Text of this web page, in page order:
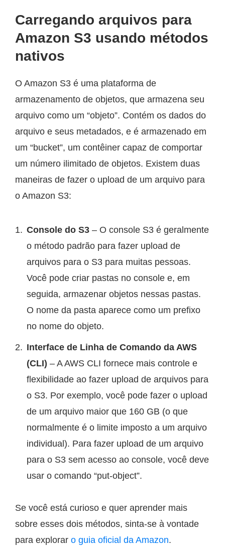
Carregando arquivos para
Amazon S3 usando métodos
nativos
O Amazon S3 é uma plataforma de
armazenamento de objetos, que armazena seu
arquivo como um “objeto”. Contém os dados do
arquivo e seus metadados, e é armazenado em
um “bucket”, um contêiner capaz de comportar
um número ilimitado de objetos. Existem duas
maneiras de fazer o upload de um arquivo para
o Amazon S3:
Console do S3 – O console S3 é geralmente
o método padrão para fazer upload de
arquivos para o S3 para muitas pessoas.
Você pode criar pastas no console e, em
seguida, armazenar objetos nessas pastas.
O nome da pasta aparece como um prefixo
no nome do objeto.
Interface de Linha de Comando da AWS
(CLI) – A AWS CLI fornece mais controle e
flexibilidade ao fazer upload de arquivos para
o S3. Por exemplo, você pode fazer o upload
de um arquivo maior que 160 GB (o que
normalmente é o limite imposto a um arquivo
individual). Para fazer upload de um arquivo
para o S3 sem acesso ao console, você deve
usar o comando “put-object”.
Se você está curioso e quer aprender mais
sobre esses dois métodos, sinta-se à vontade
para explorar o guia oficial da Amazon.